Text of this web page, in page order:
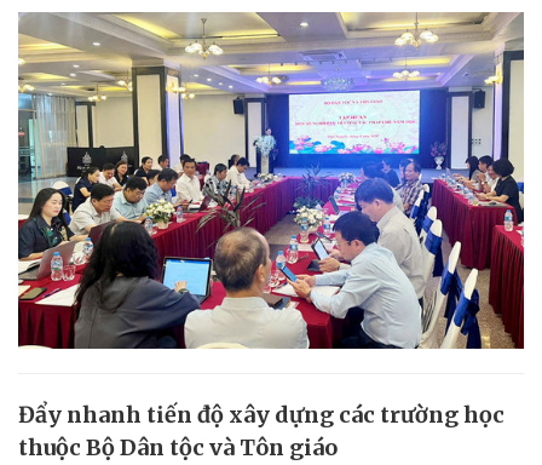
Đẩy nhanh tiến độ xây dựng các trường học
thuộc Bộ Dân tộc và Tôn giáo